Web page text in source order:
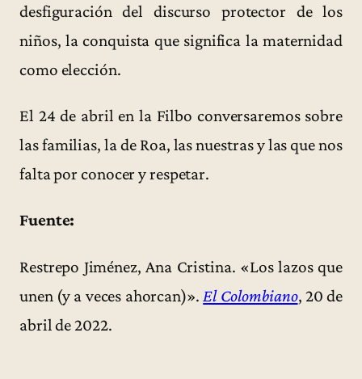
desfiguración del discurso protector de los
niños, la conquista que significa la maternidad
como elección.
El 24 de abril en la Filbo conversaremos sobre
las familias, la de Roa, las nuestras y las que nos
falta por conocer y respetar.
Fuente:
Restrepo Jiménez, Ana Cristina. «Los lazos que
unen (y a veces ahorcan)». El Colombiano, 20 de
abril de 2022.